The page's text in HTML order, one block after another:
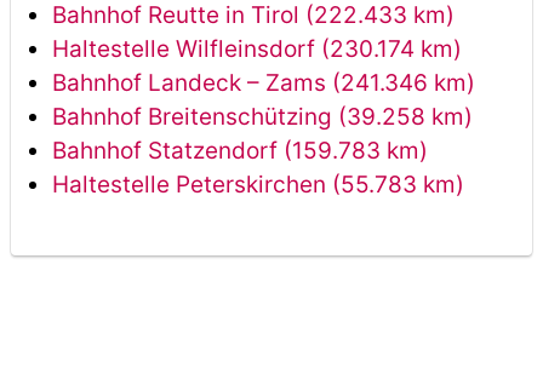
Bahnhof Reutte in Tirol (222.433 km)
Haltestelle Wilfleinsdorf (230.174 km)
Bahnhof Landeck – Zams (241.346 km)
Bahnhof Breitenschützing (39.258 km)
Bahnhof Statzendorf (159.783 km)
Haltestelle Peterskirchen (55.783 km)